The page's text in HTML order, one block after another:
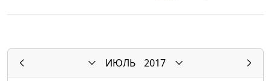
ИЮЛЬ
2017